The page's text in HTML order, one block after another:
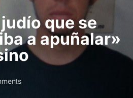
que se
a apuñalar»